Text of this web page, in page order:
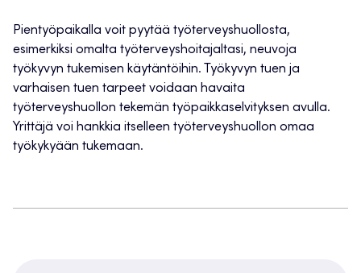
Pientyöpaikalla voit pyytää työterveyshuollosta,
esimerkiksi omalta työterveyshoitajaltasi, neuvoja
työkyvyn tukemisen käytäntöihin. Työkyvyn tuen ja
varhaisen tuen tarpeet voidaan havaita
työterveyshuollon tekemän työpaikkaselvityksen avulla.
Yrittäjä voi hankkia itselleen työterveyshuollon omaa
työkykyään tukemaan.